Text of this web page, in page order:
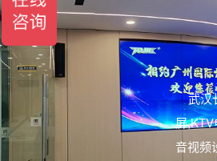
武汉
屏,KTV
音视频